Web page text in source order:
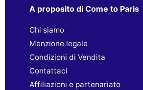
A proposito di Come to Paris
Chi siamo
Menzione legale
Condizioni di Vendita
Contattaci
Affiliazioni e partenariato